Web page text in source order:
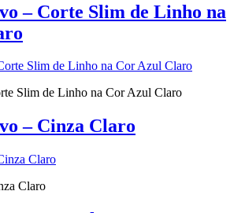
– Corte Slim de Linho na
Slim de Linho na Cor Azul Claro
– Cinza Claro
Claro